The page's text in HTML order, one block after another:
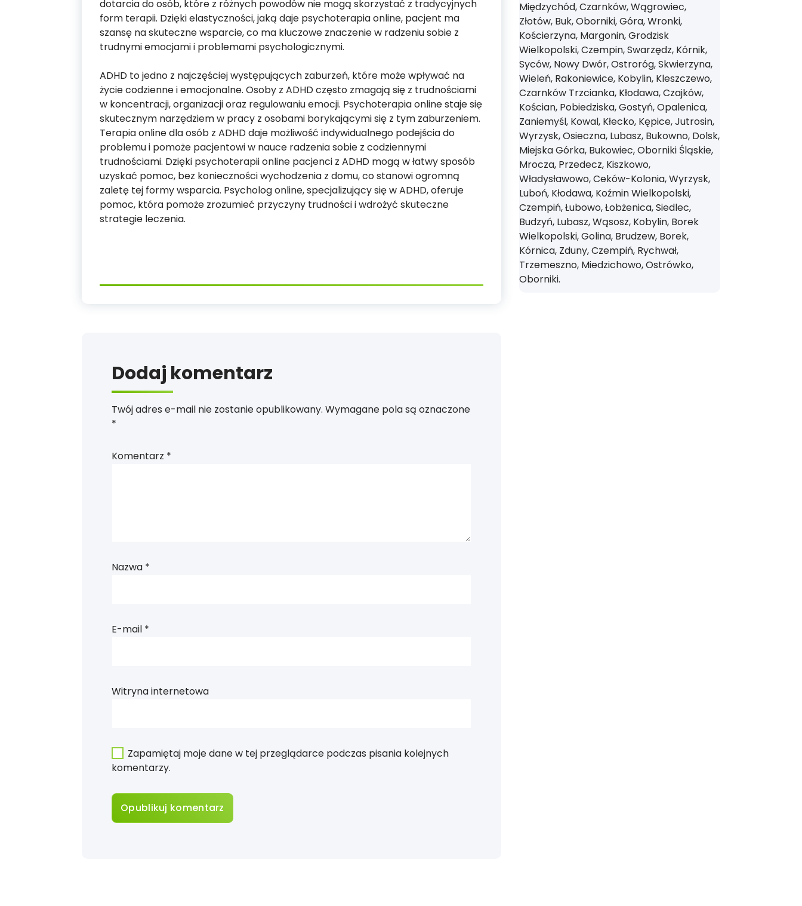
dotarcia do osób, które z różnych powodów nie mogą skorzystać z tradycyjnych
form terapii. Dzięki elastyczności, jaką daje psychoterapia online, pacjent ma
szansę na skuteczne wsparcie, co ma kluczowe znaczenie w radzeniu sobie z
trudnymi emocjami i problemami psychologicznymi.
ADHD to jedno z najczęściej występujących zaburzeń, które może wpływać na
życie codzienne i emocjonalne. Osoby z ADHD często zmagają się z trudnościami
w koncentracji, organizacji oraz regulowaniu emocji. Psychoterapia online staje się
skutecznym narzędziem w pracy z osobami borykającymi się z tym zaburzeniem.
Terapia online dla osób z ADHD daje możliwość indywidualnego podejścia do
problemu i pomoże pacjentowi w nauce radzenia sobie z codziennymi
trudnościami. Dzięki psychoterapii online pacjenci z ADHD mogą w łatwy sposób
uzyskać pomoc, bez konieczności wychodzenia z domu, co stanowi ogromną
zaletę tej formy wsparcia. Psycholog online, specjalizujący się w ADHD, oferuje
pomoc, która pomoże zrozumieć przyczyny trudności i wdrożyć skuteczne
strategie leczenia.
Dodaj komentarz
Twój adres e-mail nie zostanie opublikowany. Wymagane pola są oznaczone
*
Komentarz *
Nazwa *
E-mail *
Witryna internetowa
Zapamiętaj moje dane w tej przeglądarce podczas pisania kolejnych
komentarzy.
Międzychód, Czarnków, Wągrowiec,
Złotów, Buk, Oborniki, Góra, Wronki,
Kościerzyna, Margonin, Grodzisk
Wielkopolski, Czempin, Swarzędz, Kórnik,
Syców, Nowy Dwór, Ostroróg, Skwierzyna,
Wieleń, Rakoniewice, Kobylin, Kleszczewo,
Czarnków Trzcianka, Kłodawa, Czajków,
Kościan, Pobiedziska, Gostyń, Opalenica,
Zaniemyśl, Kowal, Kłecko, Kępice, Jutrosin,
Wyrzysk, Osieczna, Lubasz, Bukowno, Dolsk,
Miejska Górka, Bukowiec, Oborniki Śląskie,
Mrocza, Przedecz, Kiszkowo,
Władysławowo, Ceków-Kolonia, Wyrzysk,
Luboń, Kłodawa, Koźmin Wielkopolski,
Czempiń, Łubowo, Łobżenica, Siedlec,
Budzyń, Lubasz, Wąsosz, Kobylin, Borek
Wielkopolski, Golina, Brudzew, Borek,
Kórnica, Zduny, Czempiń, Rychwał,
Trzemeszno, Miedzichowo, Ostrówko,
Oborniki.